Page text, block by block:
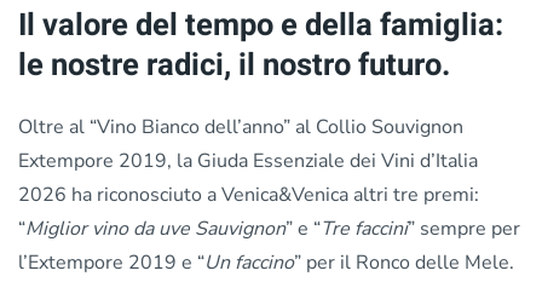
Il valore del tempo e della famiglia:
le nostre radici, il nostro futuro.
Oltre al “Vino Bianco dell’anno” al Collio Souvignon
Extempore 2019, la Giuda Essenziale dei Vini d’Italia
2026 ha riconosciuto a Venica&Venica altri tre premi:
“Miglior vino da uve Sauvignon” e “Tre faccini” sempre per
l’Extempore 2019 e “Un faccino” per il Ronco delle Mele.